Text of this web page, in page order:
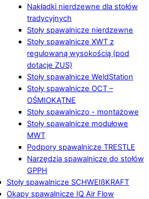
Nakładki nierdzewne dla stołów
tradycyjnych
Stoły spawalnicze nierdzewne
Stoły spawalnicze XWT z
regulowaną wysokością (pod
dotacje ZUS)
Stoły spawalnicze WeldStation
Stoły spawalnicze OCT –
OŚMIOKĄTNE
Stoły spawalniczo - montażowe
Stoły spawalnicze modułowe
MWT
Podpory spawalnicze TRESTLE
Narzędzia spawalnicze do stołów
GPPH
Stoły spawalnicze SCHWEIßKRAFT
Okapy spawalnicze IQ Air Flow